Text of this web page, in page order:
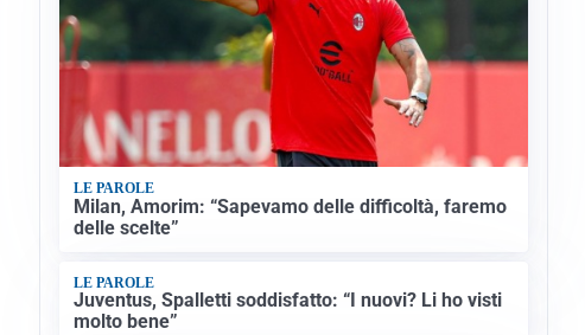
LE PAROLE
Milan, Amorim: “Sapevamo delle difficoltà, faremo
delle scelte”
LE PAROLE
Juventus, Spalletti soddisfatto: “I nuovi? Li ho visti
molto bene”